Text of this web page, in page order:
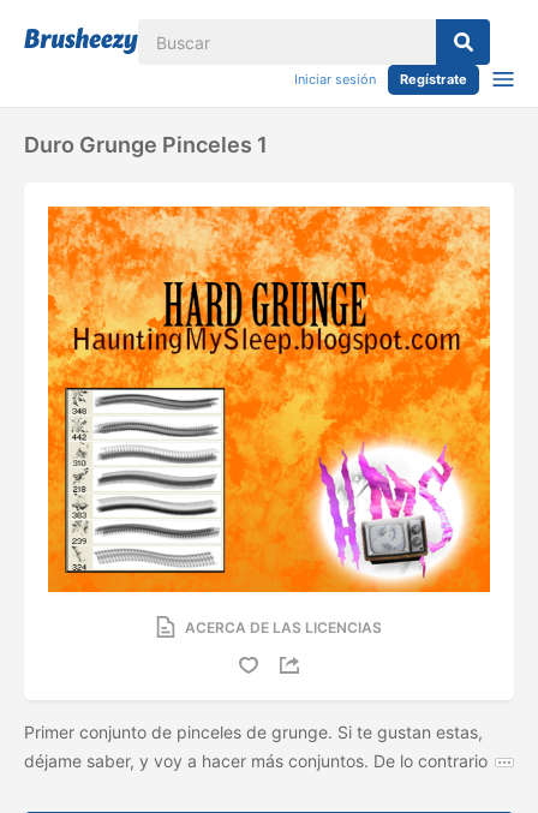
Iniciar sesión Regístrate
Duro Grunge Pinceles 1
ACERCA DE LAS LICENCIAS
Primer conjunto de pinceles de grunge. Si te gustan estas,
déjame saber, y voy a hacer más conjuntos. De lo contrario